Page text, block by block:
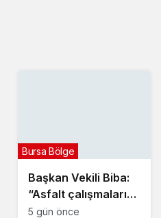
Başkan Vekili Biba:
“Asfalt çalışmalarını
12 kat artırdık”
Bursa Bölge
5 gün önce